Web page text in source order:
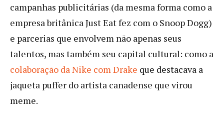
campanhas publicitárias (da mesma forma como a
empresa britânica Just Eat fez com o Snoop Dogg)
e parcerias que envolvem não apenas seus
talentos, mas também seu capital cultural: como a
colaboração da Nike com Drake que destacava a
jaqueta puffer do artista canadense que virou
meme.